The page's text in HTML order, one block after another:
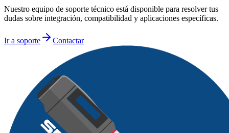
Nuestro equipo de soporte técnico está disponible para resolver tus
dudas sobre integración, compatibilidad y aplicaciones específicas.
Ir a soporte Contactar